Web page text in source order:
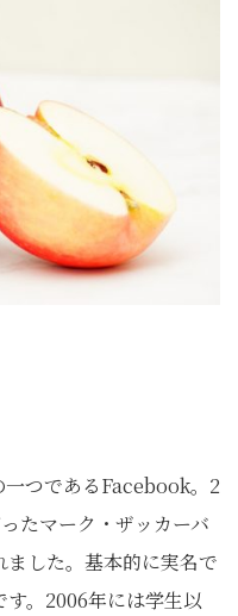
一つであるFacebook。2
たマーク・ザッカーバ
した。基本的に実名で
。2006年には学生以